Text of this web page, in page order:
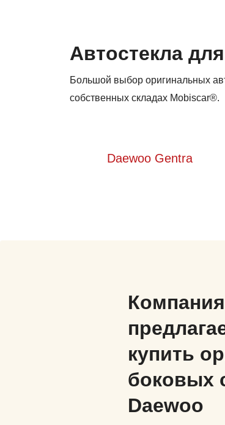
Автостекла
Большой выбор оригинальных
собственных складах Mobiscar®.
Daewoo Gentra
купить
боковых
Daewoo